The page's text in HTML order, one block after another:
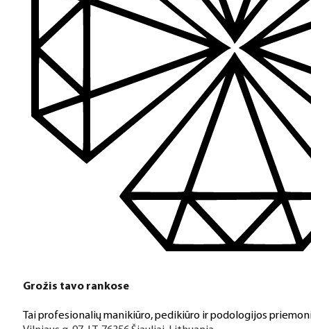
Platus prekių katalogas
Turime daugiau nei 3000 produktų visiems Jūsų poreikiams
PDF katalogas
Greitas pristatymas
Visus produktus turime vietoje ir pristatome visoje
Jeigu turite klausimų ar iškilo problemų su užsakymu, mus
Aukštos kokybės produkcija